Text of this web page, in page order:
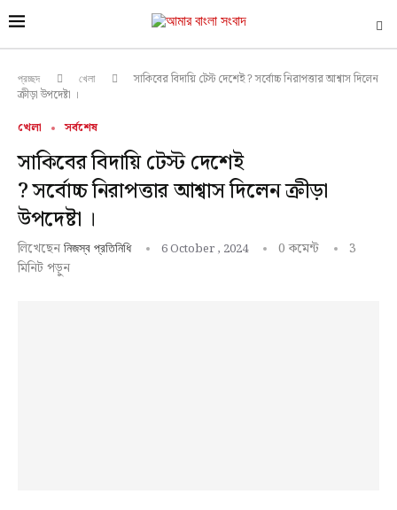
প্রচ্ছদ খেলা
সাকিবের বিদায়ি টেস্ট দেশেই ? সর্বোচ্চ নিরাপত্তার আশ্বাস দিলেন
ক্রীড়া উপদেষ্টা ।
খেলা সর্বশেষ
সাকিবের বিদায়ি টেস্ট দেশেই
? সর্বোচ্চ নিরাপত্তার আশ্বাস দিলেন ক্রীড়া
উপদেষ্টা ।
লিখেছেন নিজস্ব প্রতিনিধি 6 October , 2024 0 কমেন্ট
3
মিনিট পড়ুন